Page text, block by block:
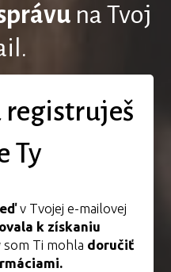
na Tvoj
registruješ
Ty
v Tvojej e-mailovej
k získaniu
som Ti mohla doručiť